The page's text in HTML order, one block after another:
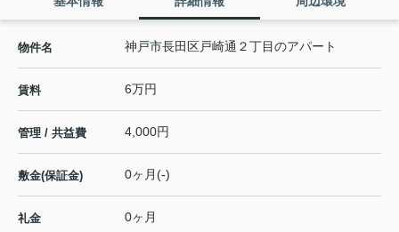
物件名 神戸市長田区戸崎通２丁目のアパート
賃料 6万円
管理 / 共益費 4,000円
敷金(保証金) 0ヶ月(-)
礼金 0ヶ月